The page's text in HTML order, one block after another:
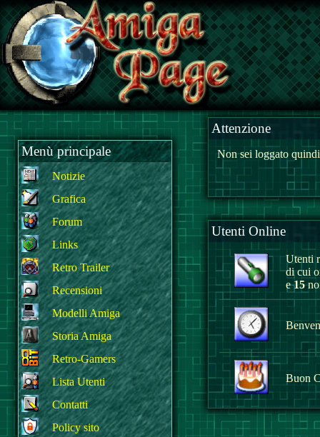
Menù principale
Notizie
Grafica
Forum
Links
Retro Trailer
Recensioni
Modelli Amiga
Storia Amiga
Retro-Gamers
Lista Utenti
Contatti
Policy sito
Attenzione
Non sei loggato
Utenti Online
Utenti
di cui
e15
Buon